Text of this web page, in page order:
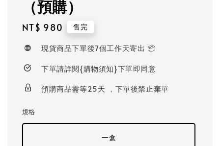
（預購）
Regular
NT$ 980 售完
現貨商品下單後7個工作天寄出 📦
下單請詳閱{購物須知}下單即同意
預購商品需等25天 ，下單後禁止棄單
規格
一盒